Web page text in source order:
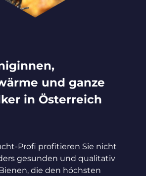
und ganze
in Österreich
Profi profitieren Sie nicht
gesunden und qualitativ
die den höchsten